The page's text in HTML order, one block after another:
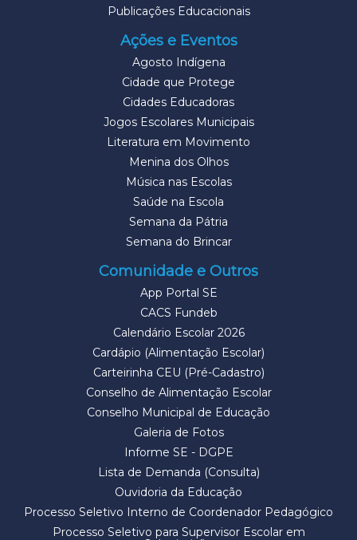
Publicações Educacionais
Ações e Eventos
Agosto Indígena
Cidade que Protege
Cidades Educadoras
Jogos Escolares Municipais
Literatura em Movimento
Menina dos Olhos
Música nas Escolas
Saúde na Escola
Semana da Pátria
Semana do Brincar
Comunidade e Outros
App Portal SE
CACS Fundeb
Calendário Escolar 2026
Cardápio (Alimentação Escolar)
Carteirinha CEU (Pré-Cadastro)
Conselho de Alimentação Escolar
Conselho Municipal de Educação
Galeria de Fotos
Informe SE - DGPE
Lista de Demanda (Consulta)
Ouvidoria da Educação
Processo Seletivo Interno de Coordenador Pedagógico
Processo Seletivo para Supervisor Escolar em